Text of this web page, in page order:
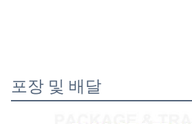
포장 및 배달